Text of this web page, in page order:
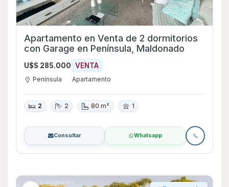
Apartamento en Venta de 2 dormitorios
con Garage en Península, Maldonado
U$S 285.000 VENTA
Península Apartamento
2 2 80 m² 1
Consultar Whatsapp